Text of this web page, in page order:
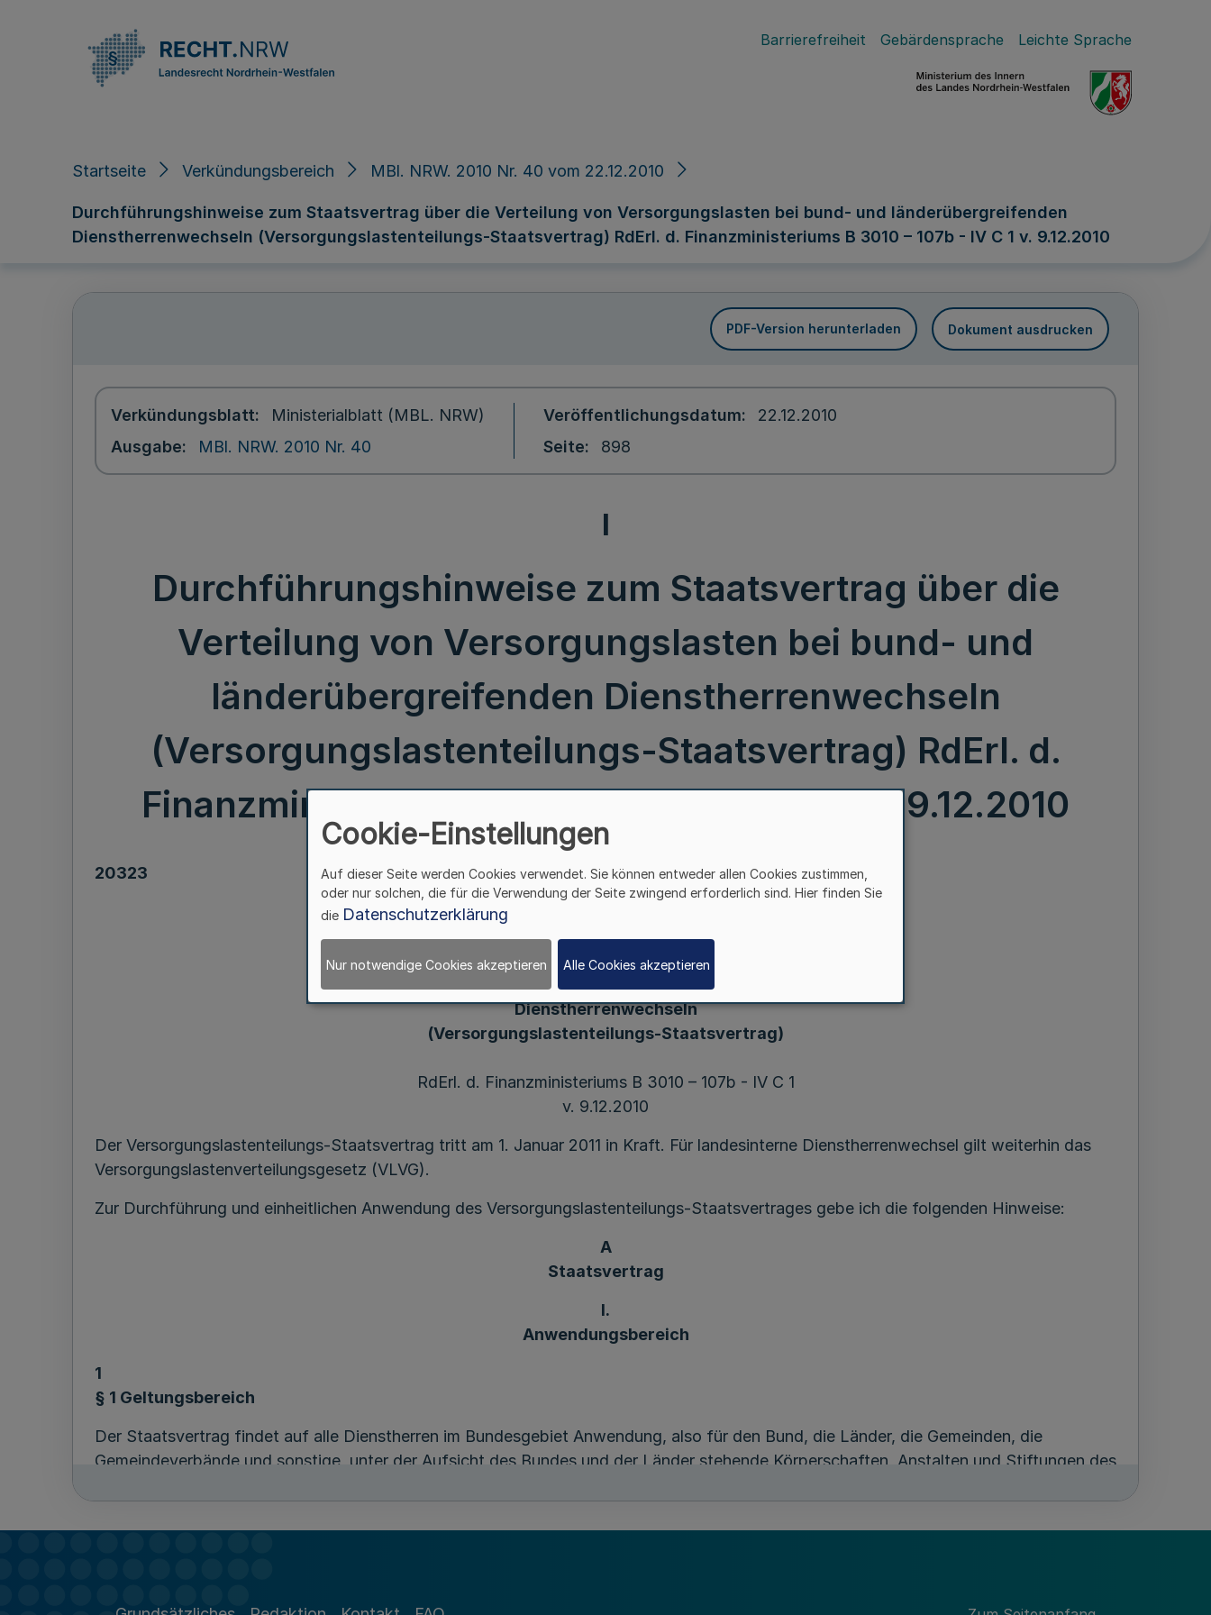
Barrierefreiheit Gebärdensprache Leichte Sprache
Startseite Verkündungsbereich MBl. NRW. 2010 Nr. 40 vom 22.12.2010
Durchführungshinweise zum Staatsvertrag über die Verteilung von Versorgungslasten bei bund- und länderübergreifenden
Dienstherrenwechseln (Versorgungslastenteilungs-Staatsvertrag) RdErl. d. Finanzministeriums B 3010 – 107b - IV C 1 v. 9.12.2010
PDF-Version herunterladen Dokument ausdrucken
Verkündungsblatt
Ministerialblatt (MBL. NRW)
Ausgabe
MBl. NRW. 2010 Nr. 40
Veröffentlichungsdatum
22.12.2010
Seite
898
I
Durchführungshinweise zum Staatsvertrag über die
Verteilung von Versorgungslasten bei bund- und
länderübergreifenden Dienstherrenwechseln
(Versorgungslastenteilungs-Staatsvertrag) RdErl. d.
Finanzministeriums B 3010 – 107b - IV C 1 v. 9.12.2010
20323
zum Staatsvertrag
über die Verteilung von Versorgungslasten
bei bund- und länderübergreifenden
Dienstherrenwechseln
(Versorgungslastenteilungs-Staatsvertrag)
RdErl. d. Finanzministeriums B 3010 – 107b - IV C 1
v. 9.12.2010
Der Versorgungslastenteilungs-Staatsvertrag tritt am 1. Januar 2011 in Kraft. Für landesinterne Dienstherrenwechsel gilt weiterhin das
Versorgungslastenverteilungsgesetz (VLVG).
Zur Durchführung und einheitlichen Anwendung des Versorgungslastenteilungs-Staatsvertrages gebe ich die folgenden Hinweise:
A
Staatsvertrag
I.
Anwendungsbereich
1
§ 1 Geltungsbereich
Der Staatsvertrag findet auf alle Dienstherren im Bundesgebiet Anwendung, also für den Bund, die Länder, die Gemeinden, die
Gemeindeverbände und sonstige, unter der Aufsicht des Bundes und der Länder stehende Körperschaften, Anstalten und Stiftungen des
§ 2 Dienstherrenwechsel
Cookie-Einstellungen
Auf dieser Seite werden Cookies verwendet. Sie können entweder allen Cookies zustimmen,
oder nur solchen, die für die Verwendung der Seite zwingend erforderlich sind. Hier finden Sie
die Datenschutzerklärung
Nur notwendige Cookies akzeptieren Alle Cookies akzeptieren